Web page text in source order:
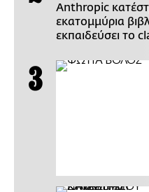
Anthropic
εκατομμύρια
εκπαιδεύσει το